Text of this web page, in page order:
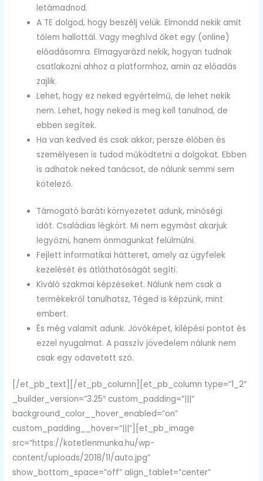
letámadnod.
A TE dolgod, hogy beszélj velük. Elmondd nekik amit
tőlem hallottál. Vagy meghívd őket egy (online)
előadásomra. Elmagyarázd nekik, hogyan tudnak
csatlakozni ahhoz a platformhoz, amin az előadás
zajlik.
Lehet, hogy ez neked egyértelmű, de lehet nekik
nem. Lehet, hogy neked is meg kell tanulnod, de
ebben segítek.
Ha van kedved és csak akkor, persze élőben és
személyesen is tudod működtetni a dolgokat. Ebben
is adhatok neked tanácsot, de nálunk semmi sem
kötelező.
Támogató baráti környezetet adunk, minőségi
időt. Családias légkört. Mi nem egymást akarjuk
legyőzni, hanem önmagunkat felülmúlni.
Fejlett informatikai hátteret, amely az ügyfelek
kezelését és átláthatóságát segíti.
Kiváló szakmai képzéseket. Nálunk nem csak a
termékekről tanulhatsz, Téged is képzünk, mint
embert.
És még valamit adunk. Jövőképet, kilépési pontot és
ezzel nyugalmat. A passzív jövedelem nálunk nem
csak egy odavetett szó.
[/et_pb_text][/et_pb_column][et_pb_column type=”1_2″
_builder_version=”3.25″ custom_padding=”|||”
background_color__hover_enabled=”on”
custom_padding__hover=”|||”][et_pb_image
src=”https://kotetlenmunka.hu/wp-
content/uploads/2018/11/auto.jpg”
show_bottom_space=”off” align_tablet=”center”